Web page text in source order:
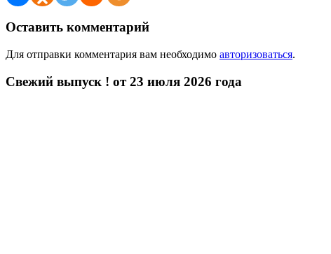
Оставить комментарий
Для отправки комментария вам необходимо авторизоваться.
Свежий выпуск ! от 23 июля 2026 года